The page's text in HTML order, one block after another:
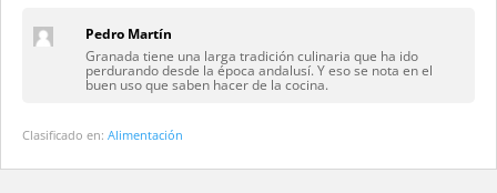
Pedro Martín
Granada tiene una larga tradición culinaria que ha ido
perdurando desde la época andalusí. Y eso se nota en el
buen uso que saben hacer de la cocina.
Clasificado en: Alimentación